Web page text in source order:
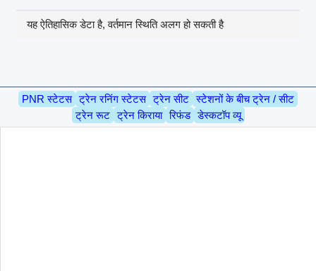
यह ऐतिहासिक डेटा है, वर्तमान स्थिति अलग हो सकती है
PNR स्टेटस ट्रेन रनिंग स्टेटस ट्रेन सीट स्टेशनों के बीच ट्रेन / सीट
ट्रेन रूट ट्रेन किराया रिफंड डेस्कटॉप व्यू